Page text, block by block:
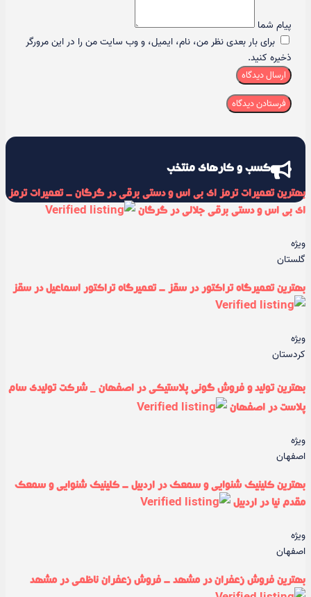
پیام شما
برای بار بعدی نظر من، نام، ایمیل، و وب سایت من را در این مرورگر
ذخیره کنید.
ارسال دیدگاه
کسب و کارهای منتخب
بهترین تعمیرات ترمز ای بی اس و دستی برقی در گرگان - تعمیرات ترمز
ای بی اس و دستی برقی جلالی در گرگان
ویژه
گلستان
بهترین تعمیرگاه تراکتور در سقز - تعمیرگاه تراکتور اسماعیل در سقز
ویژه
کردستان
بهترین تولید و فروش گونی پلاستیکی در اصفهان _ شرکت تولیدی سام
پلاست در اصفهان
ویژه
اصفهان
بهترین کلینیک شنوایی و سمعک در اردبیل - کلینیک شنوایی و سمعک
مقدم نیا در اردبیل
ویژه
اصفهان
بهترین فروش زعفران در مشهد - فروش زعفران ناظمی در مشهد